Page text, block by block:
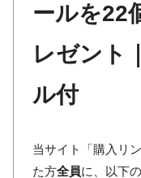
ールを22
レゼント
ル付
当サイト「購入リ
た方全員に、以下